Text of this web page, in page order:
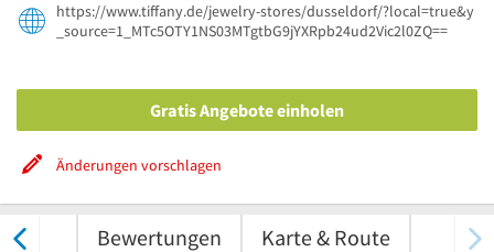
https://www.tiffany.de/jewelry-stores/dusseldorf/?local=true&y
_source=1_MTc5OTY1NS03MTgtbG9jYXRpb24ud2Vic2l0ZQ==
Gratis Angebote einholen
Änderungen vorschlagen
Bewertungen Karte & Route